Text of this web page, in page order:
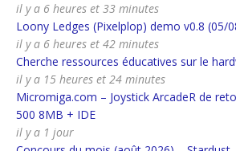
il y a 6 heures et 33 minutes
Loony Ledges (Pixelplop) demo v0.8 (05/
il y a 6 heures et 42 minutes
Cherche ressources éducatives sur le
il y a 15 heures et 24 minutes
Micromiga.com – Joystick ArcadeR de
500 8MB + IDE
il y a 1 jour